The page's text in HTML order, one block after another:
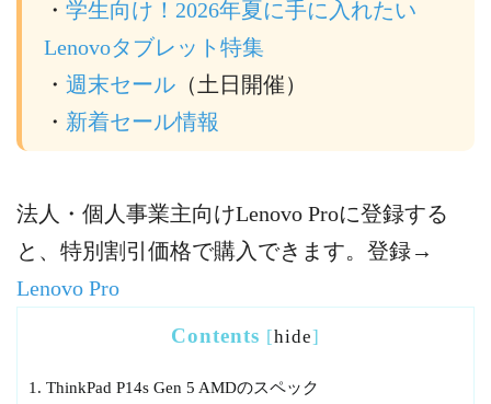
・ 学生向け！2026年夏に手に入れたい
Lenovoタブレット特集
・ 週末セール （土日開催）
・ 新着セール情報
法人・個人事業主向けLenovo Proに登録する
と、特別割引価格で購入できます。登録→
Lenovo Pro
Contents [hide]
1. ThinkPad P14s Gen 5 AMDのスペック